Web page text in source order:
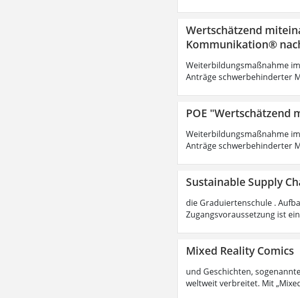
Wertschätzend
Kommunikation®
Weiterbildungsmaßnahme
Anträge schwerbehinderter
POE
Weiterbildungsmaßnahme
Anträge schwerbehinderter
Sustainable Supply
die Graduiertenschule .
Zugangsvoraussetzung ist
Mixed Reality Comics
und Geschichten,
weltweit verbreitet. Mit